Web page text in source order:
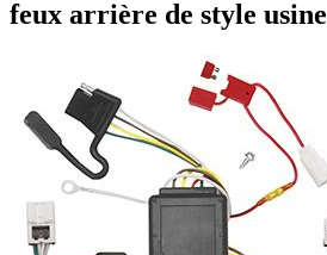
feux arrière de style usine